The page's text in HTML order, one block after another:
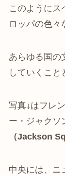
このようにス
ロッパの色々
あらゆる国の
していくこと
写真↓はフレ
ー・ジャクソ
（Jackson
中央には、ニ